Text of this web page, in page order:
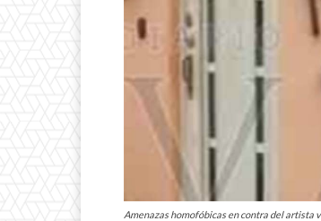
Amenazas homofóbicas en contra del artista